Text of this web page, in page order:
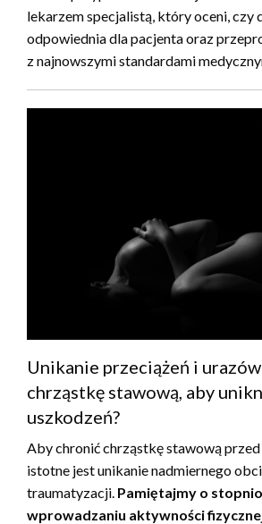
lekarzem specjalistą, który oceni, czy
odpowiednia dla pacjenta oraz
z najnowszymi standardami
Unikanie przeciążeń i
chrząstkę stawową, aby
uszkodzeń?
Aby chronić chrząstkę stawową
istotne jest unikanie nadmiernego
traumatyzacji. Pamiętajmy o
wprowadzaniu aktywności